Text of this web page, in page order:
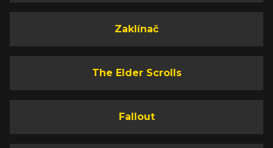
Zaklínač
The Elder Scrolls
Fallout